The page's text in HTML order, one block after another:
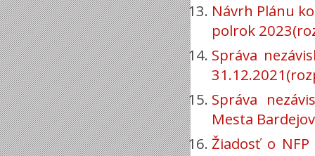
Návrh Plánu
polrok
Správa
Správa
Mesta
Žiadosť o